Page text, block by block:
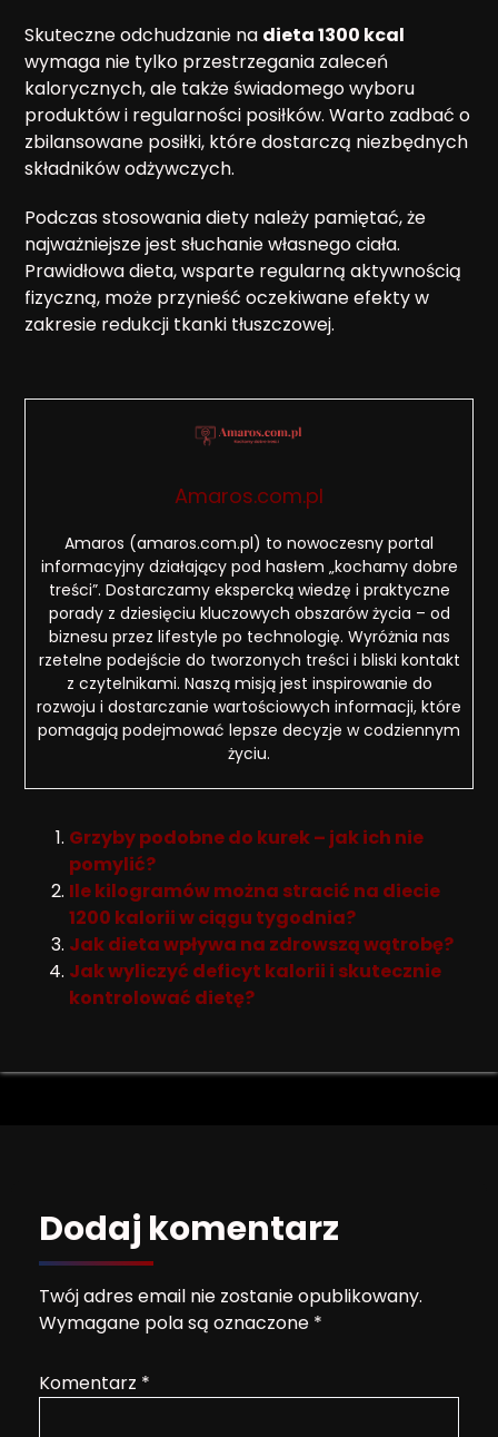
Skuteczne odchudzanie na dieta 1300 kcal
wymaga nie tylko przestrzegania zaleceń
kalorycznych, ale także świadomego wyboru
produktów i regularności posiłków. Warto zadbać o
zbilansowane posiłki, które dostarczą niezbędnych
składników odżywczych.
Podczas stosowania diety należy pamiętać, że
najważniejsze jest słuchanie własnego ciała.
Prawidłowa dieta, wsparte regularną aktywnością
fizyczną, może przynieść oczekiwane efekty w
zakresie redukcji tkanki tłuszczowej.
Amaros.com.pl
Amaros (amaros.com.pl) to nowoczesny portal
informacyjny działający pod hasłem „kochamy dobre
treści”. Dostarczamy ekspercką wiedzę i praktyczne
porady z dziesięciu kluczowych obszarów życia – od
biznesu przez lifestyle po technologię. Wyróżnia nas
rzetelne podejście do tworzonych treści i bliski kontakt
z czytelnikami. Naszą misją jest inspirowanie do
rozwoju i dostarczanie wartościowych informacji, które
pomagają podejmować lepsze decyzje w codziennym
życiu.
Grzyby podobne do kurek – jak ich nie
pomylić?
Ile kilogramów można stracić na diecie
1200 kalorii w ciągu tygodnia?
Jak dieta wpływa na zdrowszą wątrobę?
Jak wyliczyć deficyt kalorii i skutecznie
kontrolować dietę?
Dodaj komentarz
Twój adres email nie zostanie opublikowany.
Wymagane pola są oznaczone *
Komentarz *